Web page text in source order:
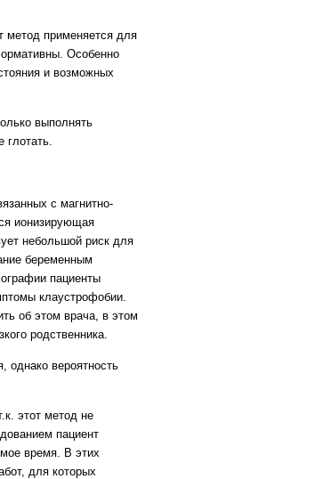
применяется для
Особенно
и возможных
выполнять
глотать.
с магнитно-
ионизирующая
небольшой риск для
беременным
пациенты
клаустрофобии.
об этом врача, в этом
родственника.
однако вероятность
этот метод не
пациент
время. В этих
для которых